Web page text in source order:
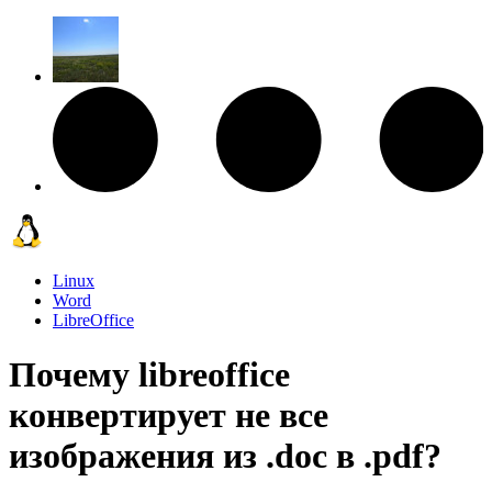
Linux
Word
LibreOffice
Почему libreoffice
конвертирует не все
изображения из .doc в .pdf?